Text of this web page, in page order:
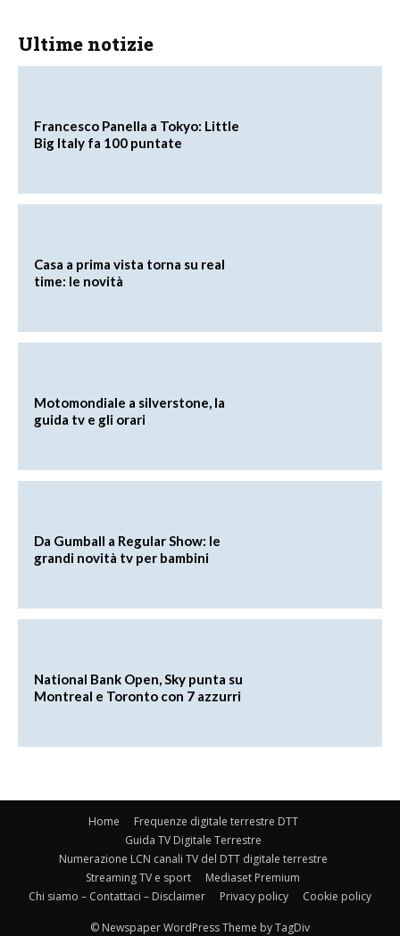
Ultime notizie
Francesco Panella a Tokyo: Little
Big Italy fa 100 puntate
Casa a prima vista torna su real
time: le novità
Motomondiale a silverstone, la
guida tv e gli orari
Da Gumball a Regular Show: le
grandi novità tv per bambini
National Bank Open, Sky punta su
Montreal e Toronto con 7 azzurri
Home
Frequenze digitale terrestre DTT
Guida TV Digitale Terrestre
Numerazione LCN canali TV del DTT digitale terrestre
Streaming TV e sport
Mediaset Premium
Chi siamo – Contattaci – Disclaimer
Privacy policy Cookie policy
© Newspaper WordPress Theme by TagDiv